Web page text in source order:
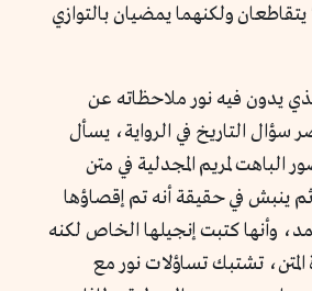
ولكنهما يمضيان بالتوازي
يدون فيه نور ملاحظاته عن
سؤال التاريخ في الرواية، يسأل
لمريم المجدلية في متن
ينبش في حقيقة أنه تم إقصاؤها
وأنها كتبت إنجيلها الخاص لكنه
تشتبك تساؤلات نور مع